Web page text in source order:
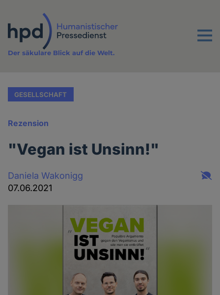
Inhalt
Menu
Der säkulare Blick auf die Welt.
GESELLSCHAFT
Rezension
"Vegan ist Unsinn!"
Daniela Wakonigg
07.06.2021